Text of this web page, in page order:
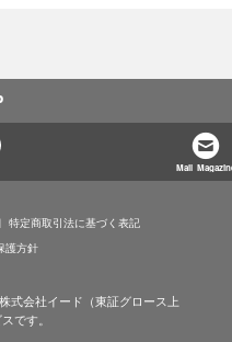
Mail
特定商取引法に基づく表記
護方針
式会社イード（東証グロース上
です。